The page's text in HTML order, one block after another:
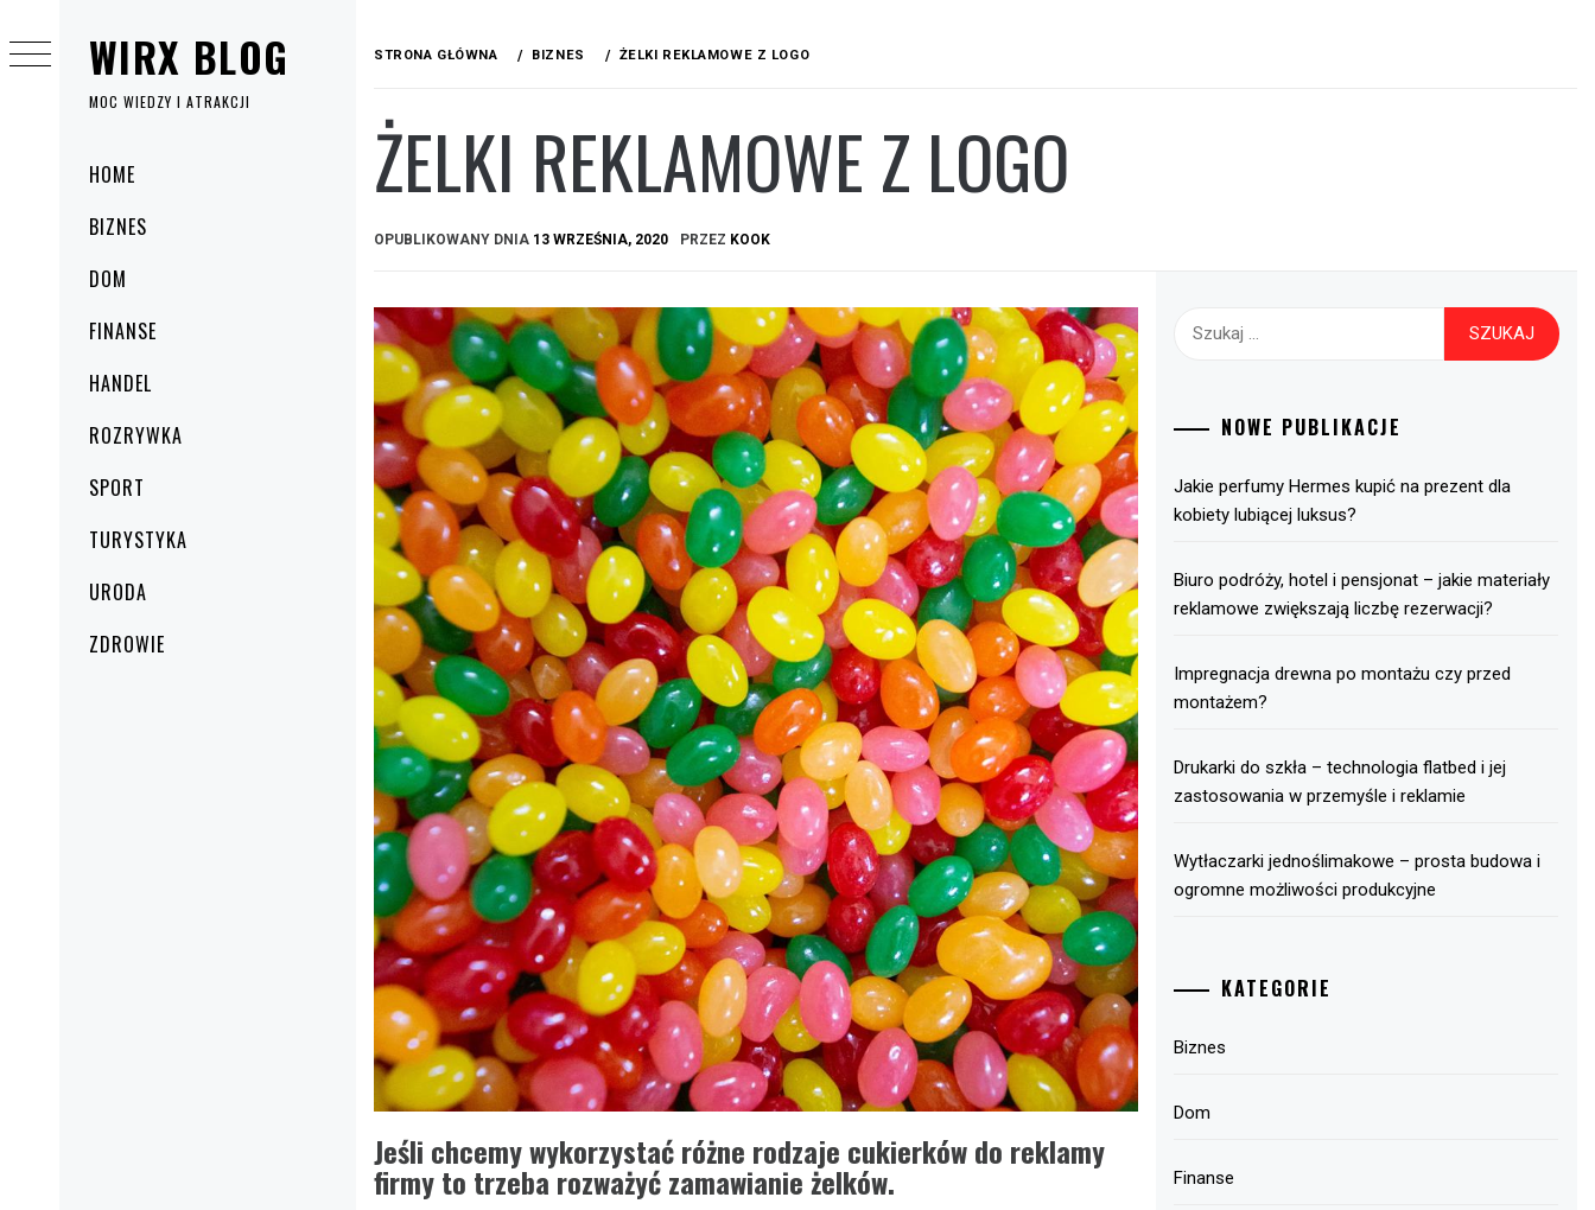
WIRX BLOG
MOC WIEDZY I ATRAKCJI
Menu
główne
HOME
BIZNES
DOM
FINANSE
HANDEL
ROZRYWKA
SPORT
TURYSTYKA
URODA
ZDROWIE
do
treści
STRONA GŁÓWNA BIZNES ŻELKI REKLAMOWE Z LOGO
ŻELKI REKLAMOWE Z LOGO
OPUBLIKOWANY DNIA 13 WRZEŚNIA, 2020 PRZEZ KOOK
Jeśli chcemy wykorzystać różne rodzaje cukierków do reklamy
firmy to trzeba rozważyć zamawianie żelków.
Szukaj:
NOWE PUBLIKACJE
Jakie perfumy Hermes kupić na prezent dla
kobiety lubiącej luksus?
Biuro podróży, hotel i pensjonat – jakie materiały
reklamowe zwiększają liczbę rezerwacji?
Impregnacja drewna po montażu czy przed
montażem?
Drukarki do szkła – technologia flatbed i jej
zastosowania w przemyśle i reklamie
Wytłaczarki jednoślimakowe – prosta budowa i
ogromne możliwości produkcyjne
KATEGORIE
Biznes
Dom
Finanse